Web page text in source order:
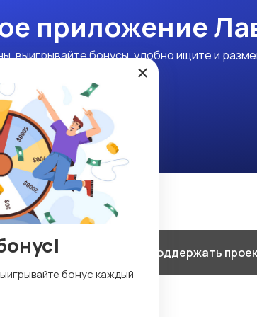
приложение
выигрывайте бонусы, удобно ищите и
Служба поддержки ☕ Поддержать
×
бонус каждый